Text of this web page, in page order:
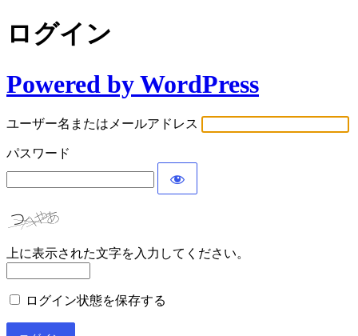
ログイン
Powered by WordPress
ユーザー名またはメールアドレス
パスワード
上に表示された文字を入力してください。
ログイン状態を保存する